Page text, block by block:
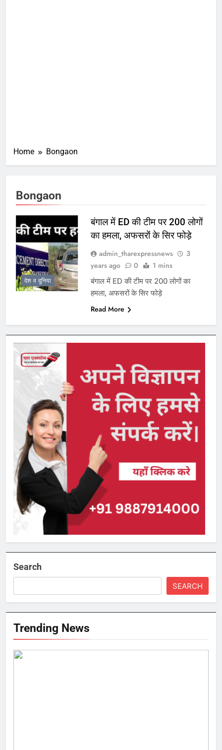
Home Bongaon
Bongaon
देश व दुनिया
बंगाल में ED की टीम पर 200 लोगों
का हमला, अफसरों के सिर फोड़े
admin_tharexpressnews
3
years ago
0 1 mins
बंगाल में ED की टीम पर 200 लोगों का
हमला, अफसरों के सिर फोड़े
Read More
Search
SEARCH
Trending News